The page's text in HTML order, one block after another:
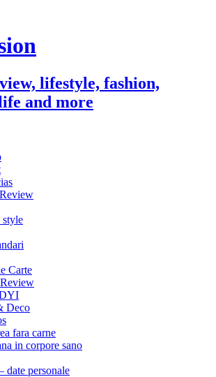
lifestyle, fashion,
and more
style
Carte
Deco
fara carne
in corpore sano
date personale